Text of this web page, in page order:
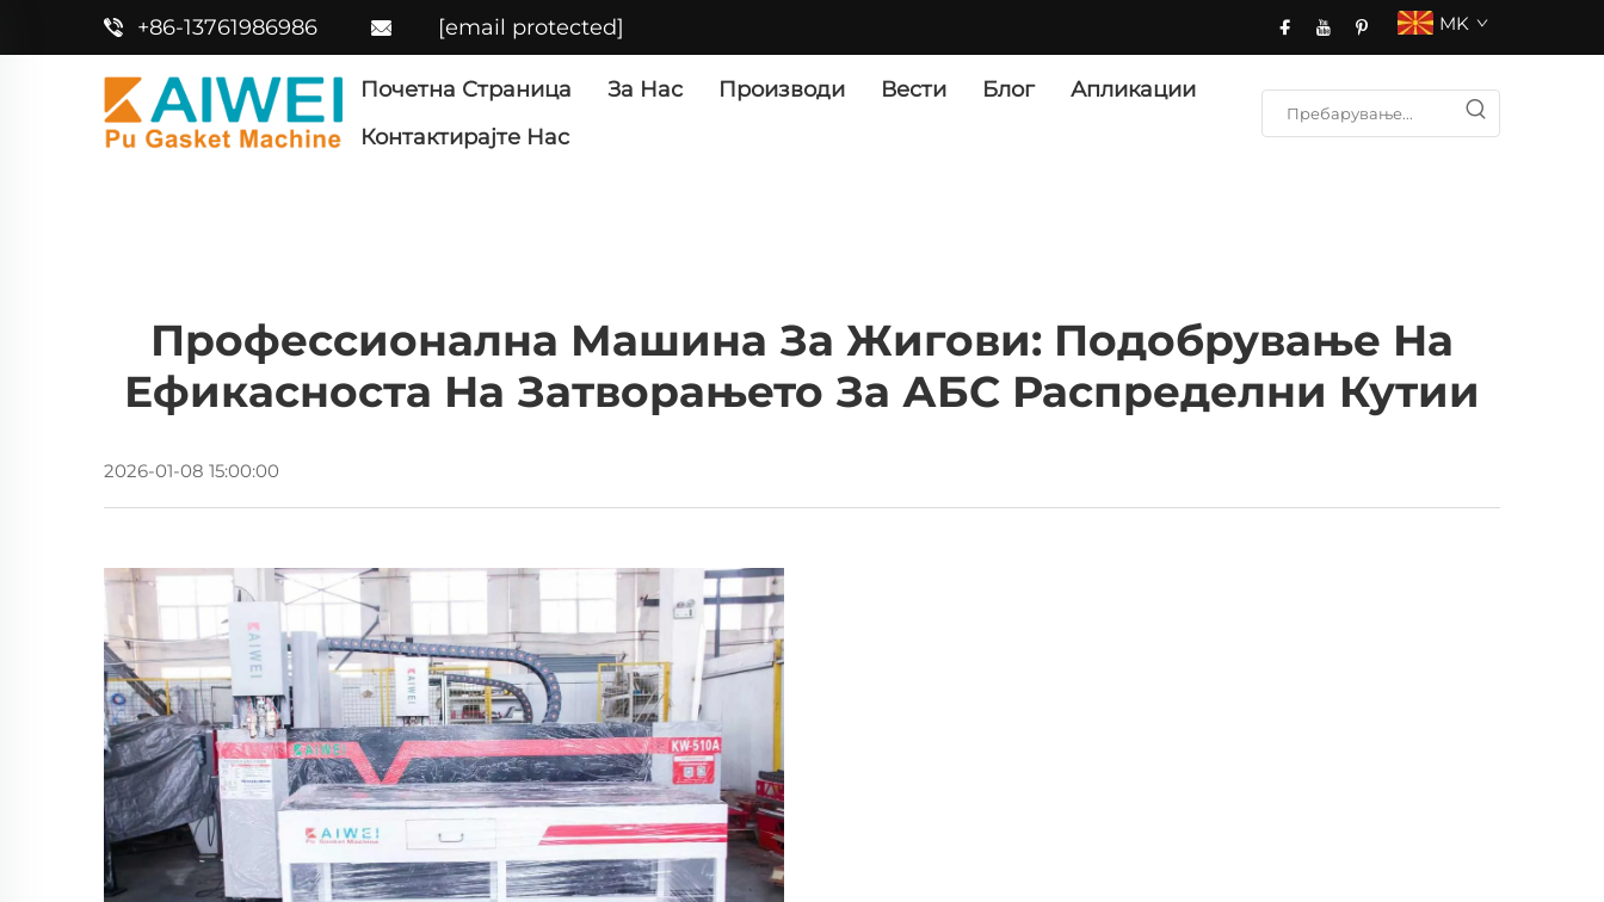
+86-13761986986 [email protected] MK
Почетна Страница За Нас Производи Вести Блог
Апликации
Контактирајте Нас
Профессионална Машина За Жигови: Подобрување На
Ефикасноста На Затворањето За АБС Распределни Кутии
2026-01-08 15:00:00